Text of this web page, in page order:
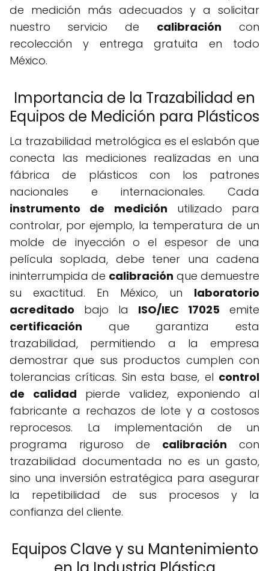
de medición más adecuados y a solicitar
nuestro servicio de calibración con
recolección y entrega gratuita en todo
México.
Importancia de la Trazabilidad en
Equipos de Medición para Plásticos
La trazabilidad metrológica es el eslabón que
conecta las mediciones realizadas en una
fábrica de plásticos con los patrones
nacionales e internacionales. Cada
instrumento de medición utilizado para
controlar, por ejemplo, la temperatura de un
molde de inyección o el espesor de una
película soplada, debe tener una cadena
ininterrumpida de calibración que demuestre
su exactitud. En México, un laboratorio
acreditado bajo la ISO/IEC 17025 emite
certificación que garantiza esta
trazabilidad, permitiendo a la empresa
demostrar que sus productos cumplen con
tolerancias críticas. Sin esta base, el control
de calidad pierde validez, exponiendo al
fabricante a rechazos de lote y a costosos
reprocesos. La implementación de un
programa riguroso de calibración con
trazabilidad documentada no es un gasto,
sino una inversión estratégica para asegurar
la repetibilidad de sus procesos y la
confianza del cliente.
Equipos Clave y su Mantenimiento